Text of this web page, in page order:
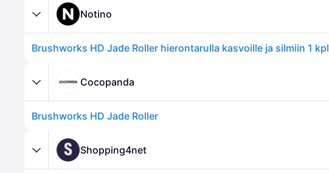
Notino
Brushworks HD Jade Roller hierontarulla kasvoille ja silmiin 1 kpl
Cocopanda
Brushworks HD Jade Roller
S Shopping4net